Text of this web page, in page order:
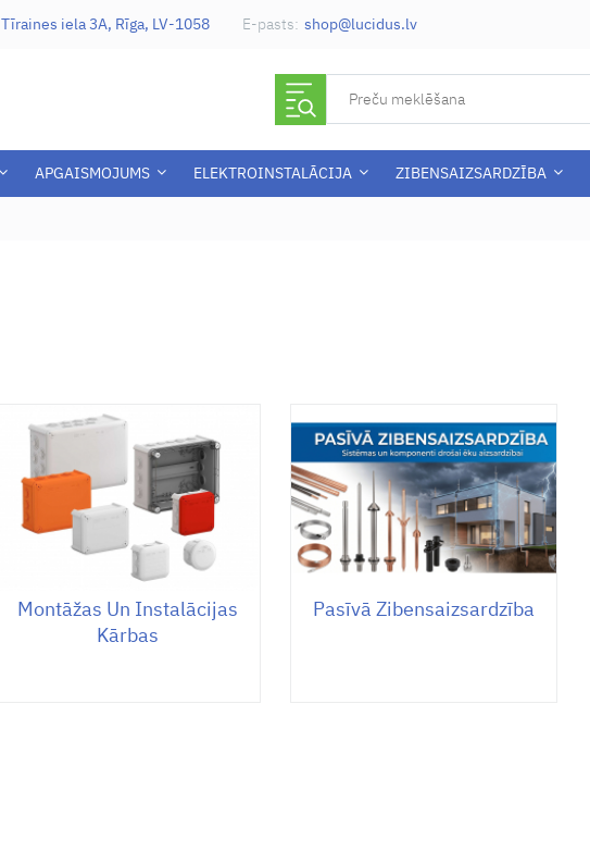
Tīraines iela 3A, Rīga, LV-1058 E-pasts: shop@lucidus.lv
APGAISMOJUMS ELEKTROINSTALĀCIJA ZIBENSAIZSARDZĪBA
Montāžas Un Instalācijas
Kārbas
Pasīvā Zibensaizsardzība